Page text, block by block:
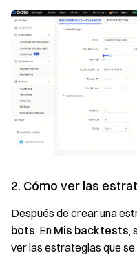
2. Cómo ver las
Después de crear una
bots. En Mis backtests,
ver las estrategias que